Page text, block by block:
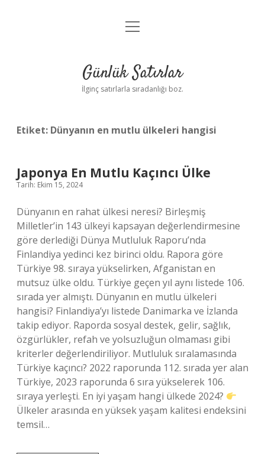
Anasayfa
Yasal Uyarı
menüyü
Günlük Satırlar
İlginç satırlarla sıradanlığı boz.
Etiket: Dünyanın en mutlu ülkeleri hangisi
Japonya En Mutlu Kaçıncı Ülke
Tarih: Ekim 15, 2024
Dünyanın en rahat ülkesi neresi? Birleşmiş
Milletler’in 143 ülkeyi kapsayan değerlendirmesine
göre derlediği Dünya Mutluluk Raporu’nda
Finlandiya yedinci kez birinci oldu. Rapora göre
Türkiye 98. sıraya yükselirken, Afganistan en
mutsuz ülke oldu. Türkiye geçen yıl aynı listede 106.
sırada yer almıştı. Dünyanın en mutlu ülkeleri
hangisi? Finlandiya’yı listede Danimarka ve İzlanda
takip ediyor. Raporda sosyal destek, gelir, sağlık,
özgürlükler, refah ve yolsuzluğun olmaması gibi
kriterler değerlendiriliyor. Mutluluk sıralamasında
Türkiye kaçıncı? 2022 raporunda 112. sırada yer alan
Türkiye, 2023 raporunda 6 sıra yükselerek 106.
sıraya yerleşti. En iyi yaşam hangi ülkede 2024?
Ülkeler arasında en yüksek yaşam kalitesi endeksini
temsil…